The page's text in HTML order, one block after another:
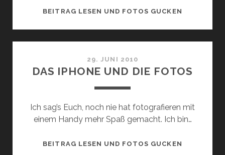
BEITRAG LESEN UND FOTOS GUCKEN
29. JUNI 2010
DAS IPHONE UND DIE FOTOS
Ich sag’s Euch, noch nie hat fotografieren mit
einem Handy mehr Spaß gemacht. Ich bin…
BEITRAG LESEN UND FOTOS GUCKEN